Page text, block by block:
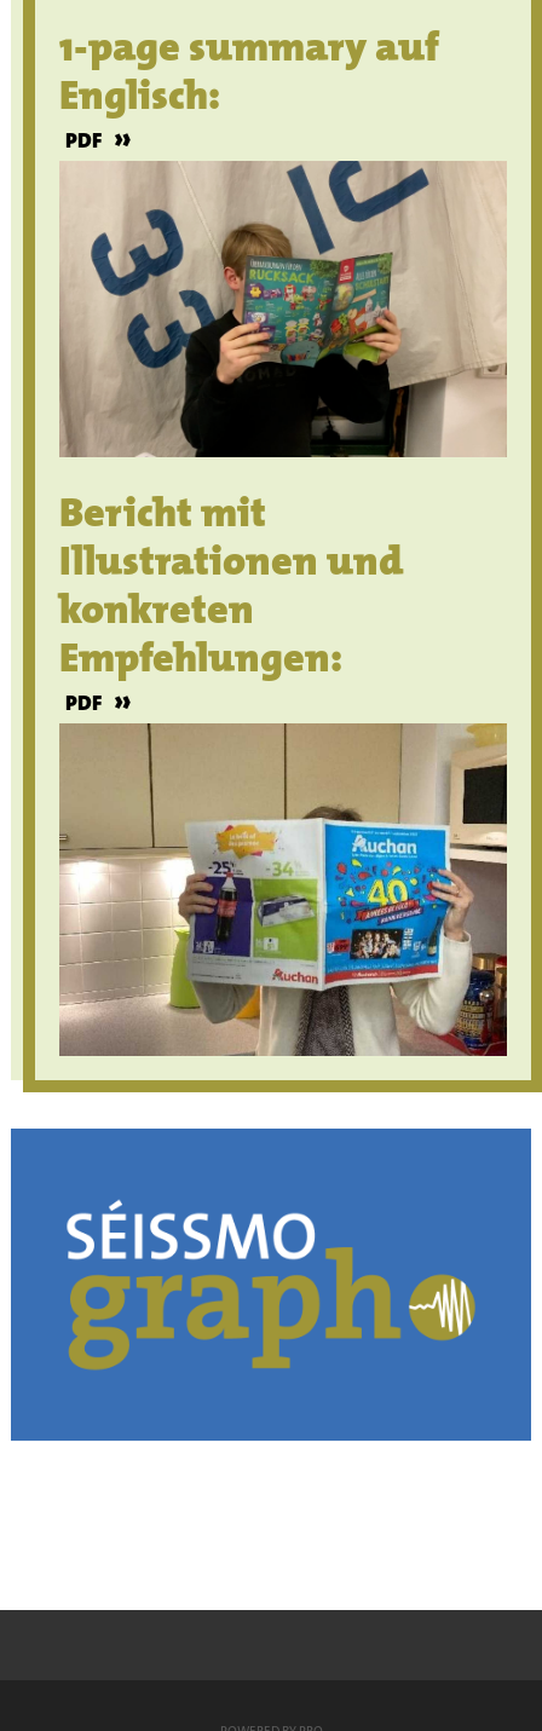
1-page summary auf
Englisch:
PDF »
Bericht mit
Illustrationen und
konkreten
Empfehlungen:
PDF »